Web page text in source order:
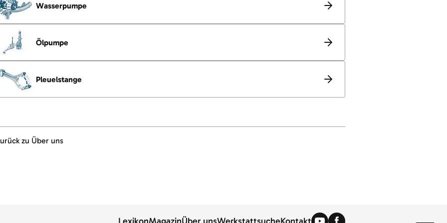
Wasserpumpe
Ölpumpe
Pleuelstange
zu Über uns